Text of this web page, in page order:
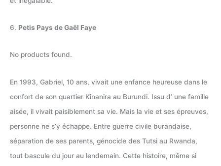
6. Petis Pays de Gaël Faye
No products found.
En 1993, Gabriel, 10 ans, vivait une enfance heureuse dans le
confort de son quartier Kinanira au Burundi. Issu d’ une famille
aisée, il vivait paisiblement sa vie. Mais la vie et ses épreuves,
personne ne s’y échappe. Entre guerre civile burandaise,
séparation de ses parents, génocide des Tutsi au Rwanda,
tout bascule du jour au lendemain. Cette histoire, même si